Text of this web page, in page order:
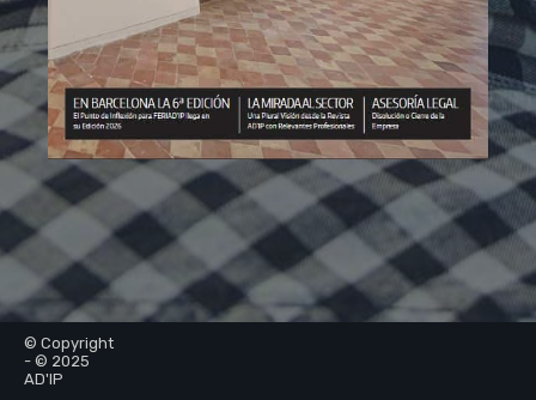
© Copyright
- © 2025
AD'IP